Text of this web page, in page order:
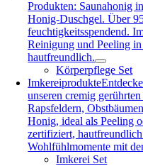
Produkten: Saunahonig
Honig-Duschgel. Über
feuchtigkeitsspendend.
Reinigung und Peeling
hautfreundlich.
Körperpflege Set
Imkereiprodukte
unseren cremig
Rapsfeldern,
Honig, ideal als Peeling
zertifiziert,
Wohlfühlmomente mit
Imkerei Set